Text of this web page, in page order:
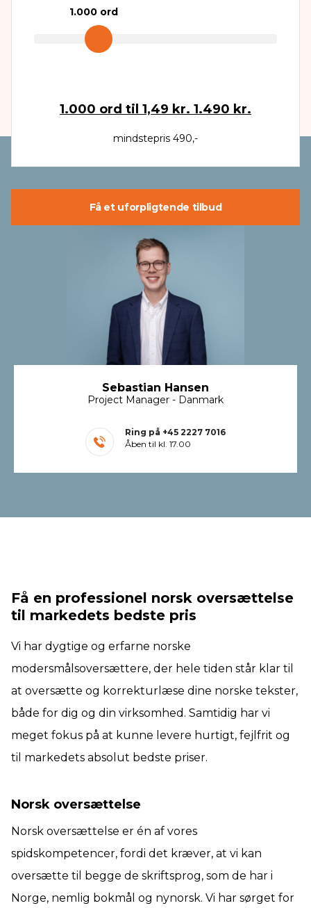
1.000ord
1.000 ord til 1,49 kr. 1.490 kr.
mindstepris 490,-
Få et uforpligtende tilbud
Sebastian Hansen
Project Manager - Danmark
Ring på +45 2227 7016
Åben til kl. 17.00
Få en professionel norsk oversættelse
til markedets bedste pris
Vi har dygtige og erfarne norske
modersmålsoversættere, der hele tiden står klar til
at oversætte og korrekturlæse dine norske tekster,
både for dig og din virksomhed. Samtidig har vi
meget fokus på at kunne levere hurtigt, fejlfrit og
til markedets absolut bedste priser.
Norsk oversættelse
Norsk oversættelse er én af vores
spidskompetencer, fordi det kræver, at vi kan
oversætte til begge de skriftsprog, som de har i
Norge, nemlig bokmål og nynorsk. Vi har sørget for